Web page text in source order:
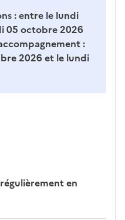
:entre le lundi
05 octobre 2026
:
2026 et le lundi
en